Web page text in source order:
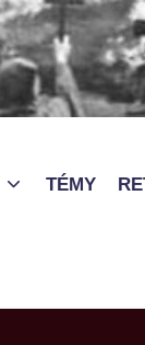
TÉMY